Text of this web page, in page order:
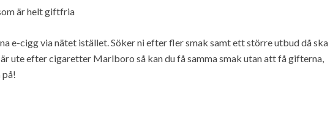
är helt giftfria
e-cigg via nätet istället. Söker ni efter fler smak samt ett större utbud då ska
ute efter cigaretter Marlboro så kan du få samma smak utan att få gifterna,
på!